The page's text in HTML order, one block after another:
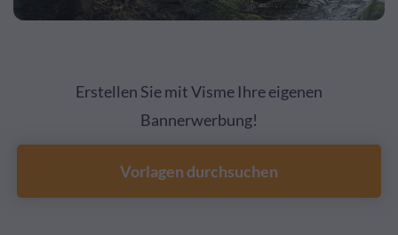
Erstellen Sie mit Visme Ihre eigenen
Bannerwerbung!
Vorlagen durchsuchen